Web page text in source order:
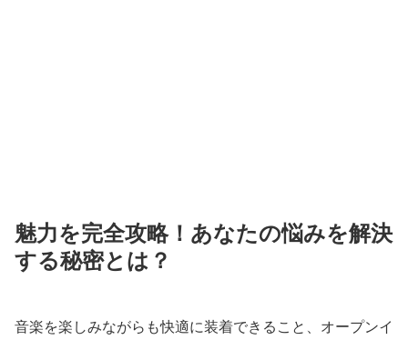
魅力を完全攻略！あなたの悩みを解決
する秘密とは？
音楽を楽しみながらも快適に装着できること、オープンイ